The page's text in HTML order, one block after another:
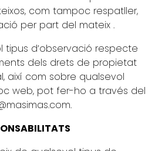
com tampoc respatller,
per part del mateix .
tipus d’observació respecte
dels drets de propietat
així com sobre qualsevol
web, pot fer-ho a través del